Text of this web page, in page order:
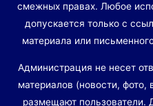
смежных правах. Любое
допускается только с
материала или
Администрация не несет
материалов (новости, фото,
размещают пользователи.